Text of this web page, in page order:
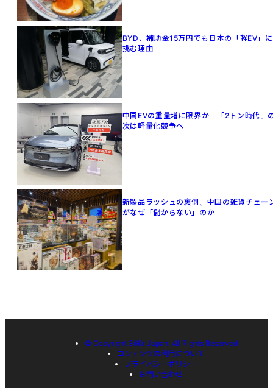
BYD、補助金15万円でも日本の「軽EV」に
挑む理由
中国EVの重量増に限界か 「2トン時代」
次は軽量化競争へ
新製品ラッシュの裏側、中国の雑貨チェー
がなぜ「儲からない」のか
© Copyright 36Kr Japan, All Rights Reserved
コンテンツの利用について
プライバシーポリシー
お問い合わせ